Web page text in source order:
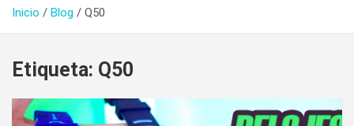
Inicio Blog Q50
Etiqueta: Q50